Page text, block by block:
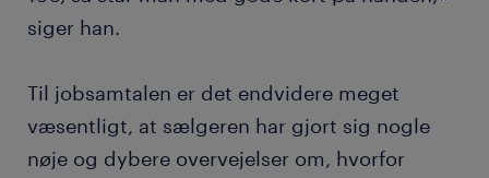
siger han.
Til jobsamtalen er det endvidere meget
væsentligt, at sælgeren har gjort sig nogle
nøje og dybere overvejelser om, hvorfor